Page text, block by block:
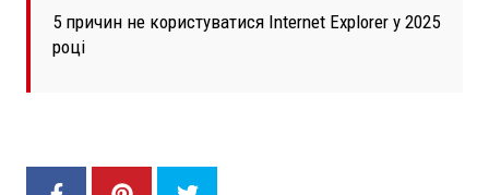
5 причин не користуватися Internet Explorer у 2025
році